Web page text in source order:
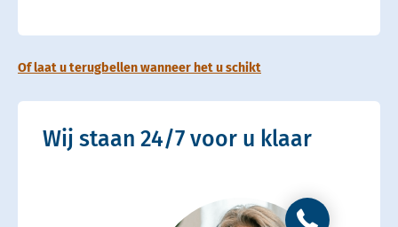
Of laat u terugbellen wanneer het u schikt
Wij staan 24/7 voor u klaar